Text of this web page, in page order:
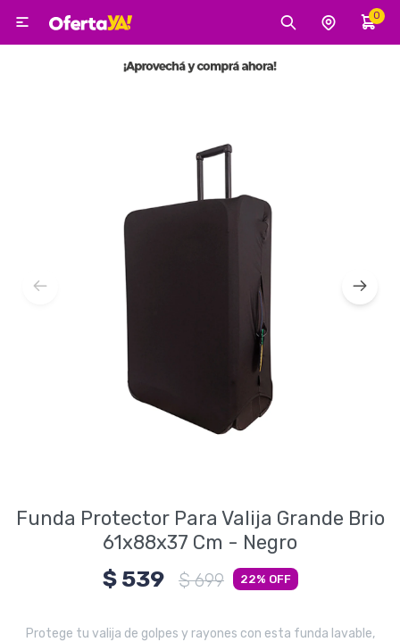
0

Funda Protector Para Valija Grande Brio
61x88x37 Cm - Negro
$ 539 $ 699 22
Protege tu valija de golpes y rayones con esta funda lavable,
MI CUENTA
Tecnología
Tv, Audio y Video
Tecnología
Gaming
Electrodomésticos
Pequeños electrodomésticos